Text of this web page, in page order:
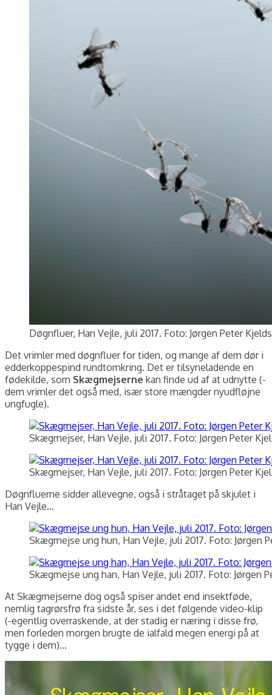
Døgnfluer, Han Vejle, juli 2017. Foto: Jørgen Peter
Det vrimler med døgnfluer for tiden, og mange af dem dør i
edderkoppespind rundtomkring. Det er tilsyneladende en
fødekilde, som Skægmejserne kan finde ud af at udnytte (-
dem vrimler det også med, især store mængder nyudfløjne
ungfugle).
Skægmejser, Han Vejle, juli 2017. Foto: Jørgen Peter
Skægmejser, Han Vejle, juli 2017. Foto: Jørgen Peter
Døgnfluerne sidder allevegne, også i stråtaget på skjulet i
Han Vejle…
Skægmejse ung hun, Han Vejle, juli 2017. Foto: Jørgen
Skægmejse ung han, Han Vejle, juli 2017. Foto: Jørgen
At Skægmejserne dog også spiser andet end insektføde,
nemlig tagrørsfrø fra sidste år, ses i det følgende video-klip
(-egentlig overraskende, at der stadig er næring i disse frø,
men forleden morgen brugte de ialfald megen energi på at
tygge i dem)…